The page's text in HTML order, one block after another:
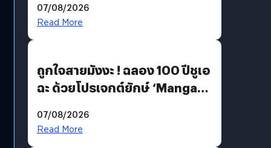
07/08/2026
Read More
ถูกใจสายมังงะ ! ฉลอง 100 ปีชูเอ
ฉะ ด้วยโปรเจกต์ยักษ์ ‘Manga
มีภาษาไทยด้วย
07/08/2026
Read More